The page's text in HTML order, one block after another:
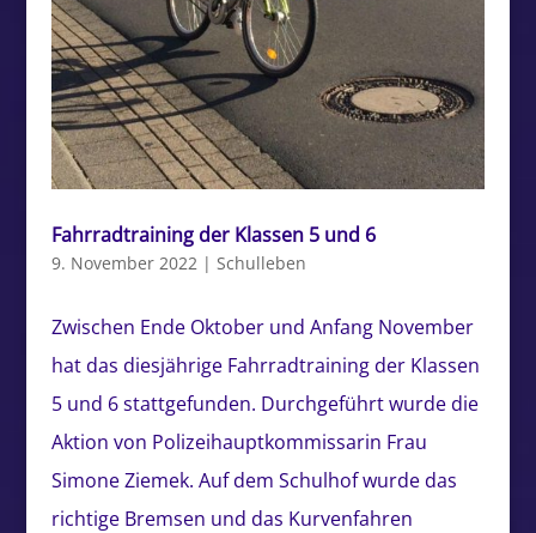
Fahrradtraining der Klassen 5 und 6
9. November 2022 | Schulleben
Zwischen Ende Oktober und Anfang November
hat das diesjährige Fahrradtraining der Klassen
5 und 6 stattgefunden. Durchgeführt wurde die
Aktion von Polizeihauptkommissarin Frau
Simone Ziemek. Auf dem Schulhof wurde das
richtige Bremsen und das Kurvenfahren